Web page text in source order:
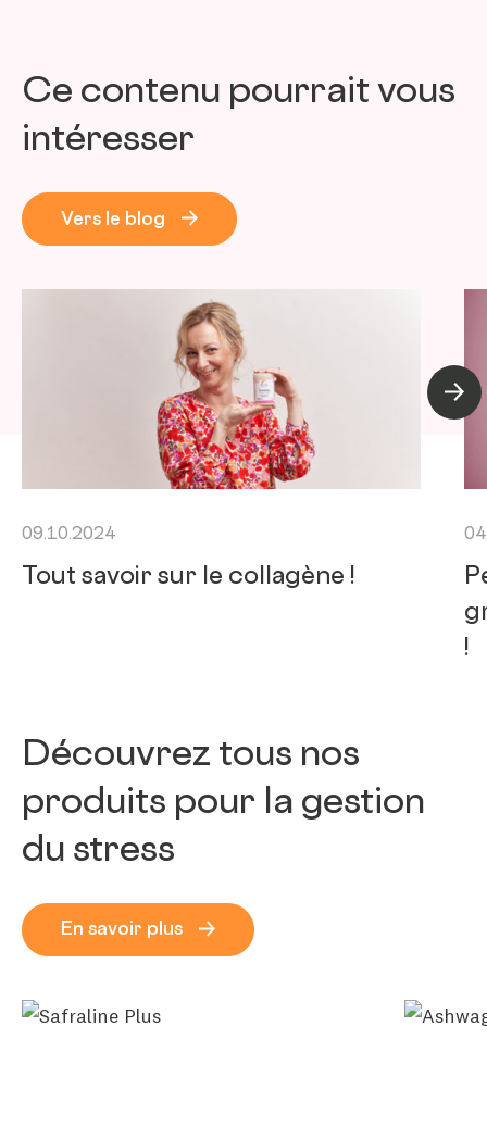
Ce contenu pourrait vous
intéresser
Vers le blog
09.10.2024
Tout savoir sur le collagène !
!
Découvrez tous nos
produits pour la gestion
du stress
En savoir plus